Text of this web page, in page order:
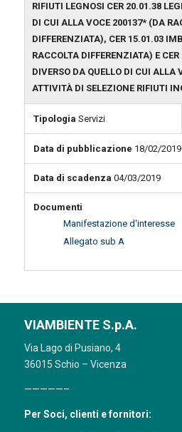
RIFIUTI LEGNOSI CER 20.01.38
DI CUI ALLA VOCE 200137* (DA
DIFFERENZIATA), CER 15.01.03
RACCOLTA DIFFERENZIATA) E
DIVERSO DA QUELLO DI CUI ALLA
ATTIVITÀ DI SELEZIONE RIFIUTI
Tipologia Servizi
Data di pubblicazione 18/02/2019
Data di scadenza 04/03/2019
Documenti
Manifestazione d'interesse
Allegato sub A
VIAMBIENTE S.p.A.
Via Lago di Pusiano, 4
36015 Schio – Vicenza
—————–
Per Soci, clienti e fornitori: